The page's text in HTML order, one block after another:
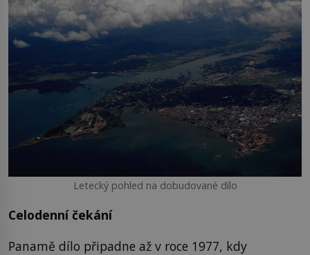
Letecký pohled na dobudované dílo
Celodenní čekání
Panamě dílo připadne až v roce 1977, kdy